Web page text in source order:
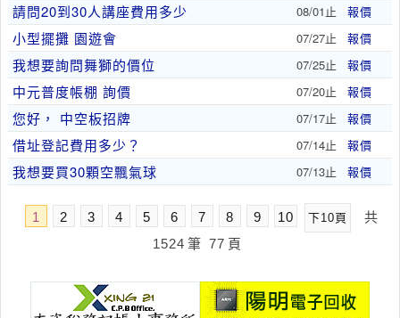
請問20到30人講座費用多少 08/01止 報價
小型擺攤 園遊會 07/27止 報價
我想要詢問舞獅的價位 07/25止 報價
中元普度帳棚 詢價 07/20止 報價
您好， 中空板招牌 07/17止 報價
借址登記費用多少？ 07/14止 報價
我想要買30顆空飄氣球 07/13止 報價
1 2 3 4 5 6 7 8 9 10 下10頁
共
1524 筆 77 頁